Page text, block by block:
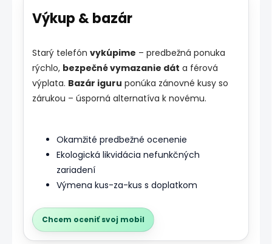
Výkup & bazár
Starý telefón vykúpime – predbežná ponuka
rýchlo, bezpečné vymazanie dát a férová
výplata. Bazár iguru ponúka zánovné kusy so
zárukou – úsporná alternatíva k novému.
Okamžité predbežné ocenenie
Ekologická likvidácia nefunkčných
zariadení
Výmena kus-za-kus s doplatkom
Chcem oceniť svoj mobil